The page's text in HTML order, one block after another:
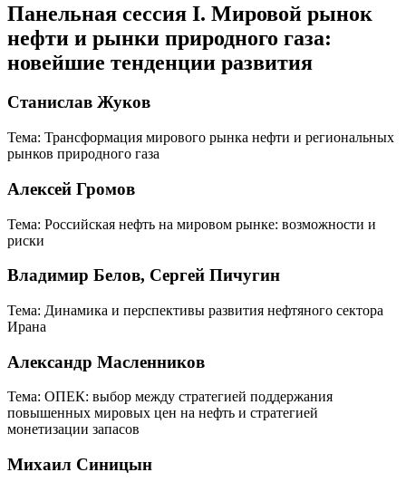
Панельная сессия I. Мировой рынок
нефти и рынки природного газа:
новейшие тенденции развития
Станислав Жуков
Тема: Трансформация мирового рынка нефти и региональных
рынков природного газа
Алексей Громов
Тема: Российская нефть на мировом рынке: возможности и
риски
Владимир Белов, Сергей Пичугин
Тема: Динамика и перспективы развития нефтяного сектора
Ирана
Александр Масленников
Тема: ОПЕК: выбор между стратегией поддержания
повышенных мировых цен на нефть и стратегией
монетизации запасов
Михаил Синицын